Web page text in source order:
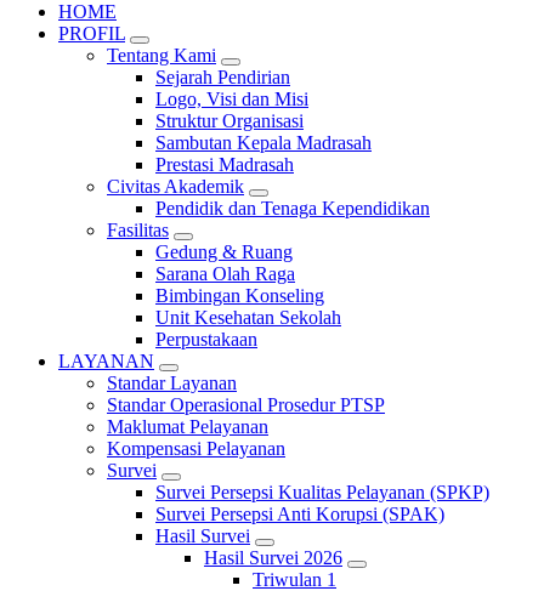
HOME
PROFIL
Tentang Kami
Sejarah Pendirian
Logo, Visi dan Misi
Struktur Organisasi
Sambutan Kepala Madrasah
Prestasi Madrasah
Civitas Akademik
Pendidik dan Tenaga Kependidikan
Fasilitas
Gedung & Ruang
Sarana Olah Raga
Bimbingan Konseling
Unit Kesehatan Sekolah
Perpustakaan
LAYANAN
Standar Layanan
Standar Operasional Prosedur PTSP
Maklumat Pelayanan
Kompensasi Pelayanan
Survei
Survei Persepsi Kualitas Pelayanan (SPKP)
Survei Persepsi Anti Korupsi (SPAK)
Hasil Survei
Hasil Survei 2026
Triwulan 1